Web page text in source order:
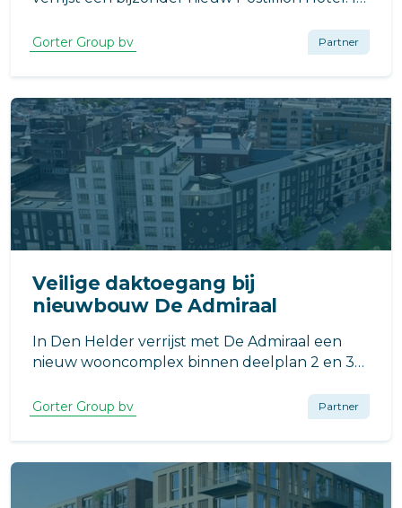
voormalige Veerse Toren, werkt VB Bouw aan
een moderne hotelvoorziening met een
uitgesproken architectonisch karakter.
Gorter Group bv Partner
Veilige daktoegang bij
nieuwbouw De Admiraal
In Den Helder verrijst met De Admiraal een
nieuw wooncomplex binnen deelplan 2 en 3
stationsgebied van Den Helder nieuw leven in
Gorter Group bv Partner